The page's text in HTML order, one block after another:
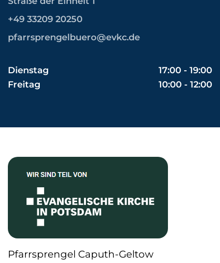
+49 33209 20250
pfarrsprengelbuero@evkc.de
Dienstag
17:00 - 19:00
Freitag
10:00 - 12:00
Pfarrsprengel Caputh-Geltow